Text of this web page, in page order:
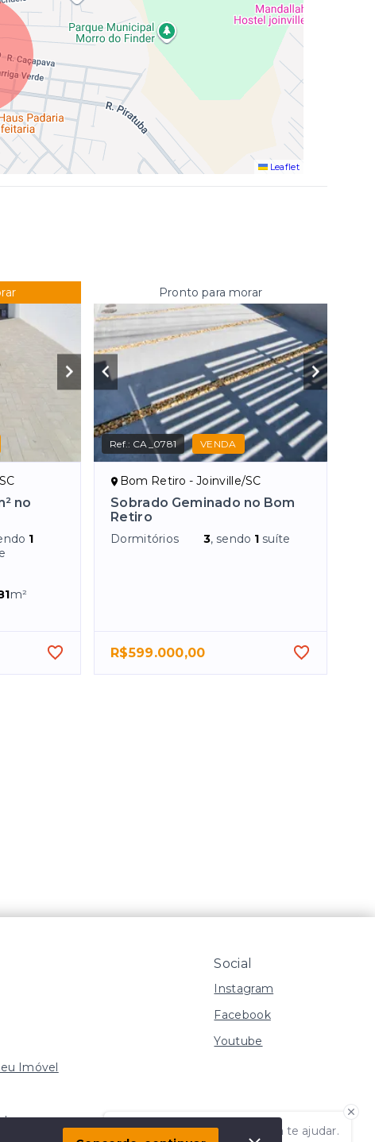
Leaflet
no
1
m²
Pronto para morar
Ref.: CA_0781 VENDA
Bom Retiro - Joinville/SC
Sobrado Geminado no Bom
Retiro
Dormitórios 3, sendo 1 suíte
R$599.000,00
Olá! Estamos disponíveis para te ajudar.
Imóvel
Social
Instagram
Facebook
Youtube